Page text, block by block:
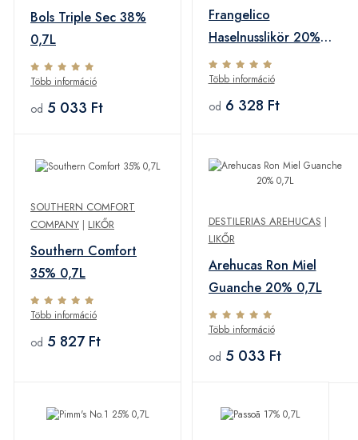
Bols Triple Sec 38%
0,7L
Több információ
od 5 033 Ft
Frangelico
Haselnusslikör 20%
0,7L
Több információ
od 6 328 Ft
SOUTHERN COMFORT
COMPANY | LIKŐR
Southern Comfort
35% 0,7L
Több információ
od 5 827 Ft
DESTILERIAS AREHUCAS |
LIKŐR
Arehucas Ron Miel
Guanche 20% 0,7L
Több információ
od 5 033 Ft